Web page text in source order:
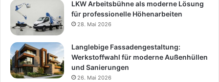
LKW Arbeitsbühne als moderne Lösung
für professionelle Höhenarbeiten
28. Mai 2026
Langlebige Fassadengestaltung:
Werkstoffwahl für moderne Außenhüllen
und Sanierungen
26. Mai 2026